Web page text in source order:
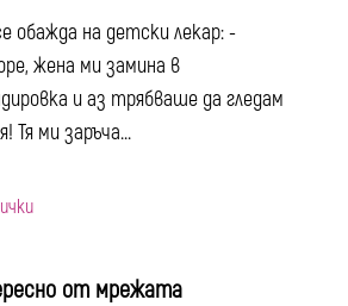
обажда на детски лекар: -
жена ми замина в
и аз трябваше да гледам
Тя ми заръча...
от мрежата